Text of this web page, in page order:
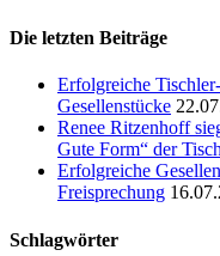
Die letzten Beiträge
Erfolgreiche
Gesellenstücke
Renee Ritzenhoff
Gute Form“ der
Erfolgreiche
Freisprechung
Schlagwörter